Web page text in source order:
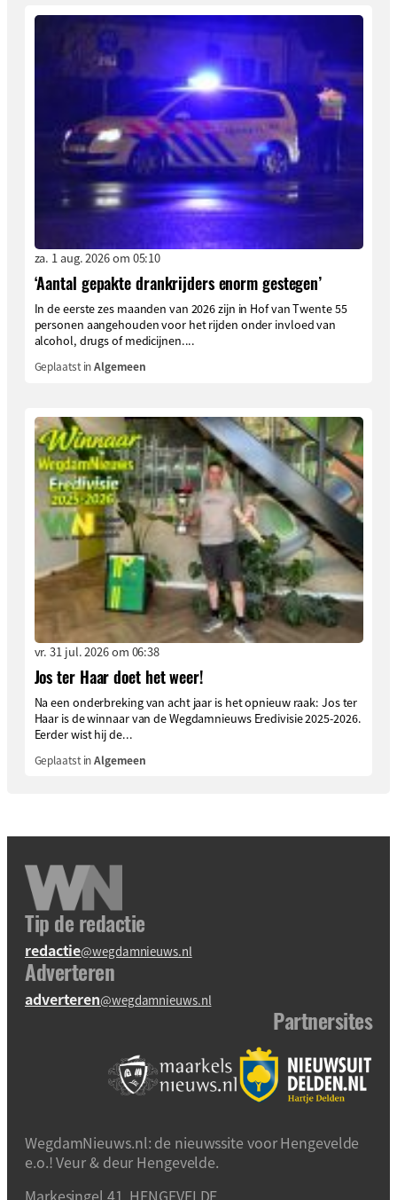
za. 1 aug. 2026 om 05:10
‘Aantal gepakte drankrijders enorm gestegen’
In de eerste zes maanden van 2026 zijn in Hof van Twente 55
personen aangehouden voor het rijden onder invloed van
alcohol, drugs of medicijnen....
Geplaatst inAlgemeen
vr. 31 jul. 2026 om 06:38
Jos ter Haar doet het weer!
Na een onderbreking van acht jaar is het opnieuw raak: Jos ter
Haar is de winnaar van de Wegdamnieuws Eredivisie 2025-2026.
Eerder wist hij de...
Geplaatst inAlgemeen
Tip de redactie
redactie@wegdamnieuws.nl
Adverteren
adverteren@wegdamnieuws.nl
Partnersites
WegdamNieuws.nl: de nieuwssite voor Hengevelde
e.o.! Veur & deur Hengevelde.